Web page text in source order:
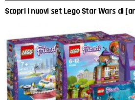
Scopri i nuovi set Lego Star Wars di